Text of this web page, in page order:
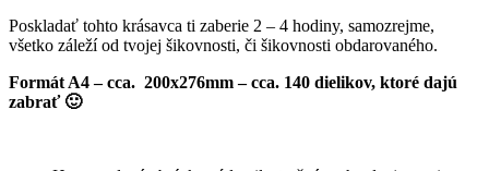
Poskladať tohto krásavca ti zaberie 2 – 4 hodiny, samozrejme,
všetko záleží od tvojej šikovnosti, či šikovnosti obdarovaného.
Formát A4 – cca. 200x276mm – cca. 140 dielikov, ktoré dajú
zabrať 🙂